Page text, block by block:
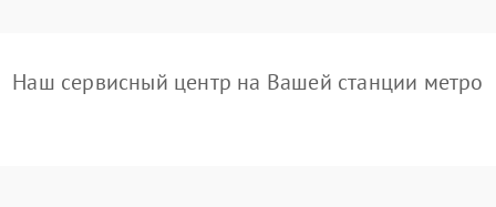
Наш сервисный центр на Вашей станции метро